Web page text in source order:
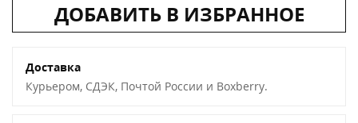
ДОБАВИТЬ В ИЗБРАННОЕ
Доставка
Курьером, СДЭК, Почтой России и Boxberry.